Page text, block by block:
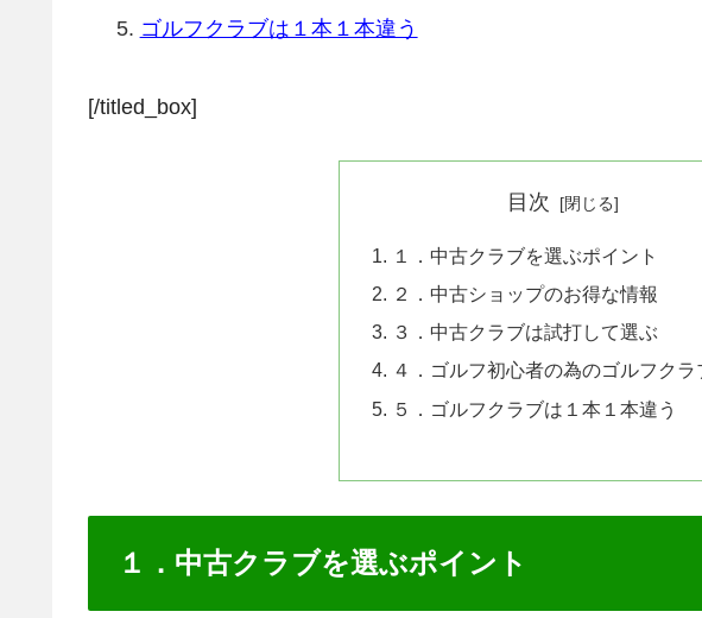
ゴルフクラブは１本１本違う
[/titled_box]
目次
１．中古クラブを選ぶポイント
２．中古ショップのお得な情報
３．中古クラブは試打して選ぶ
４．ゴルフ初心者の為のゴルフクラ
５．ゴルフクラブは１本１本違う
１．中古クラブを選ぶポイント